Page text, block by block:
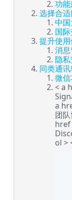
功
选择合
中
国
提升使
消
隐
同类通
微
< a
a
团
href
ol >